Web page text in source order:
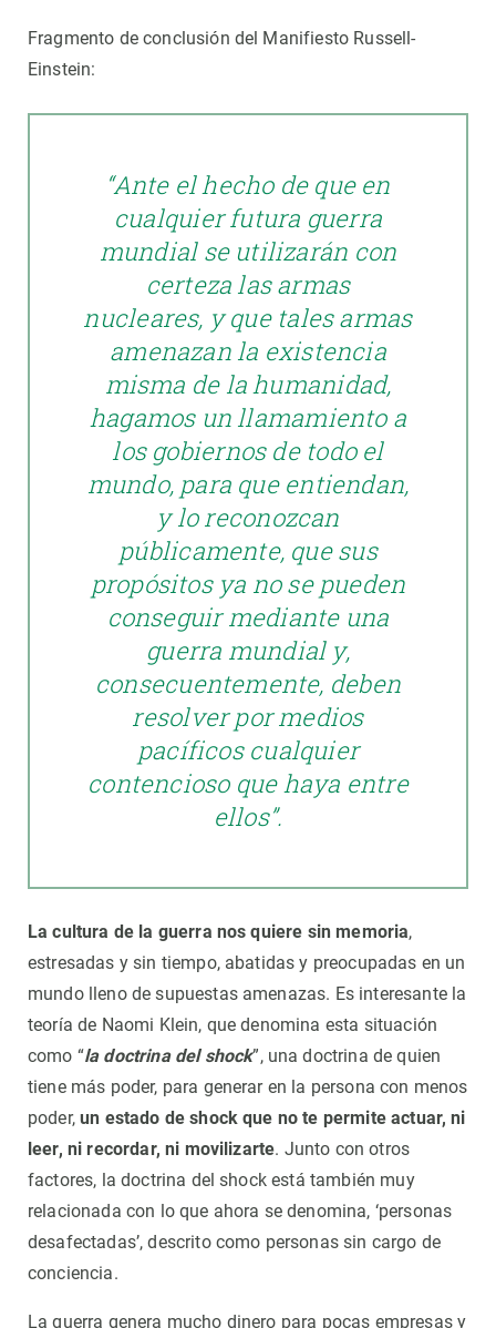
Fragmento de conclusión del Manifiesto Russell-
Einstein:
“Ante el hecho de que en
cualquier futura guerra
mundial se utilizarán con
certeza las armas
nucleares, y que tales armas
amenazan la existencia
misma de la humanidad,
hagamos un llamamiento a
los gobiernos de todo el
mundo, para que entiendan,
y lo reconozcan
públicamente, que sus
propósitos ya no se pueden
conseguir mediante una
guerra mundial y,
consecuentemente, deben
resolver por medios
pacíficos cualquier
contencioso que haya entre
ellos”.
La cultura de la guerra nos quiere sin memoria,
estresadas y sin tiempo, abatidas y preocupadas en un
mundo lleno de supuestas amenazas. Es interesante la
teoría de Naomi Klein, que denomina esta situación
como “la doctrina del shock”, una doctrina de quien
tiene más poder, para generar en la persona con menos
poder,un estado de shock que no te permite actuar, ni
leer, ni recordar, ni movilizarte. Junto con otros
factores, la doctrina del shock está también muy
relacionada con lo que ahora se denomina, ‘personas
desafectadas’, descrito como personas sin cargo de
conciencia.
La guerra genera mucho dinero para pocas empresas y